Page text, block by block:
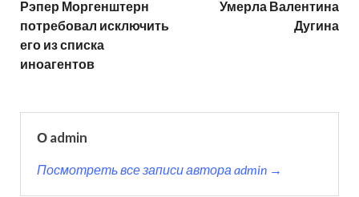
Рэпер Моргенштерн
потребовал исключить
его из списка
иноагентов
Умерла Валентина
Дугина
О admin
Посмотреть все записи автора admin →